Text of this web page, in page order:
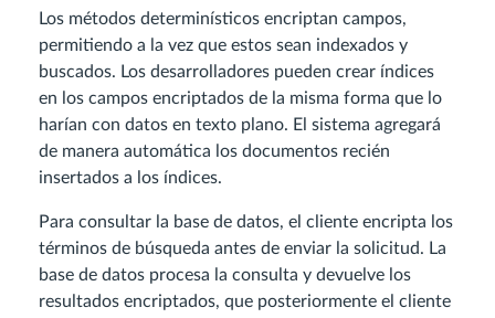
Los métodos determinísticos encriptan campos,
permitiendo a la vez que estos sean indexados y
buscados. Los desarrolladores pueden crear índices
en los campos encriptados de la misma forma que lo
harían con datos en texto plano. El sistema agregará
de manera automática los documentos recién
insertados a los índices.
Para consultar la base de datos, el cliente encripta los
términos de búsqueda antes de enviar la solicitud. La
base de datos procesa la consulta y devuelve los
resultados encriptados, que posteriormente el cliente